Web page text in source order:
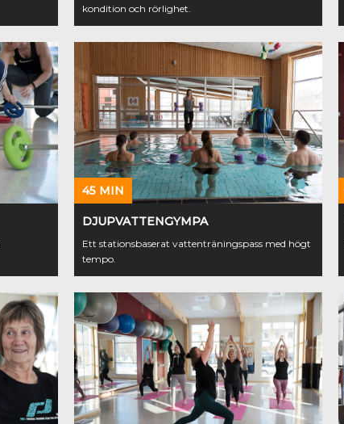
kondition och rörlighet.
45 MIN
DJUPVATTENGYMPA
Ett stationsbaserat vattenträningspass med högt
tempo.